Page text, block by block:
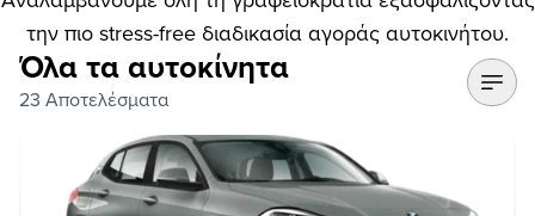
την πιο stress-free διαδικασία αγοράς αυτοκινήτου.
Όλα τα αυτοκίνητα
23 Αποτελέσματα